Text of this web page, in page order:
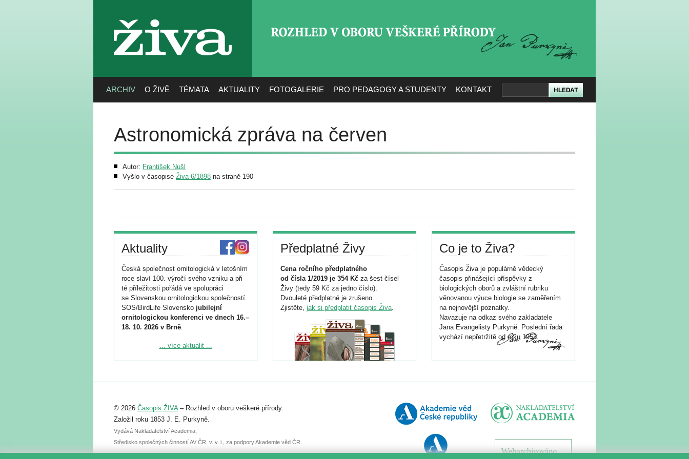
živa
ARCHIV O ŽIVĚ TÉMATA AKTUALITY FOTOGALERIE PRO PEDAGOGY A STUDENTY KONTAKT
Astronomická zpráva na červen
Autor: František Nušl
Vyšlo v časopise Živa 6/1898 na straně 190
Aktuality
Česká společnost ornitologická v letošním
roce slaví 100. výročí svého vzniku a při
té příležitosti pořádá ve spolupráci
se Slovenskou ornitologickou společností
SOS/BirdLife Slovensko jubilejní
ornitologickou konferenci ve dnech 16.–
18. 10. 2026 v Brně.
Podrobnější informace ke konferenci
Registrovat se můžete do 6. září.
abstraktu přihlášené přednášky nebo
posteru je už 30. června.
... více aktualit ...
Předplatné Živy
Cena ročního předplatného
od čísla 1/2019 je 354 Kč za šest čísel
Živy (tedy 59 Kč za jedno číslo).
Dvouleté předplatné je zrušeno.
Zjistěte, jak si předplatit časopis Živa.
Co je to Živa?
Časopis Živa je populárně vědecký
časopis přinášející příspěvky z
biologických oborů a zvláštní rubriku
věnovanou výuce biologie se zaměřením
na nejnovější poznatky.
Navazuje na odkaz svého zakladatele
Jana Evangelisty Purkyně. Poslední řada
vychází nepřetržitě od roku 1953.
© 2026 Časopis ŽIVA– Rozhled v oboru veškeré přírody.
Založil roku 1853 J. E. Purkyně.
Vydává Nakladatelství Academia,
Středisko společných činností AV ČR, v. v. i., za podpory Akademie věd ČR.